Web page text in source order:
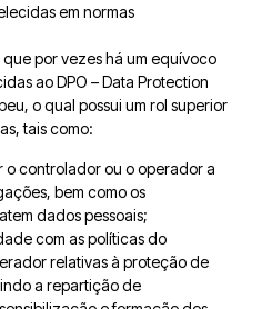
em normas
por vezes há um equívoco
ao DPO – Data Protection
o qual possui um rol superior
tais como:
o controlador ou o operador a
bem como os
dados pessoais;
com as políticas do
relativas à proteção de
a repartição de